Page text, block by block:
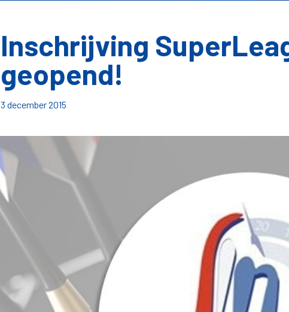
Inschrijving
geopend!
3 december 2015